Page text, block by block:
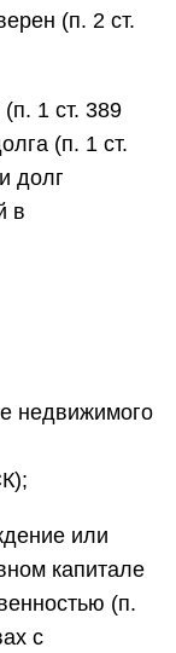
(п. 2 ст.
1 ст. 389
(п. 1 ст.
долг
в
недвижимого
или
капитале
(п.
с